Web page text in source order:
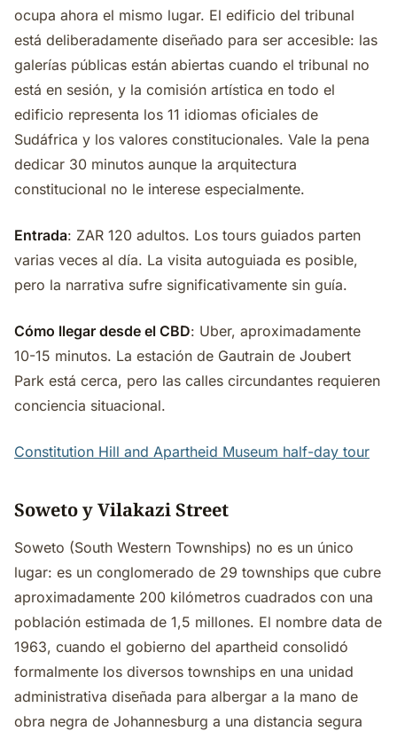
ocupa ahora el mismo lugar. El edificio del tribunal
está deliberadamente diseñado para ser accesible: las
galerías públicas están abiertas cuando el tribunal no
está en sesión, y la comisión artística en todo el
edificio representa los 11 idiomas oficiales de
Sudáfrica y los valores constitucionales. Vale la pena
dedicar 30 minutos aunque la arquitectura
constitucional no le interese especialmente.
Entrada: ZAR 120 adultos. Los tours guiados parten
varias veces al día. La visita autoguiada es posible,
pero la narrativa sufre significativamente sin guía.
Cómo llegar desde el CBD: Uber, aproximadamente
10-15 minutos. La estación de Gautrain de Joubert
Park está cerca, pero las calles circundantes requieren
conciencia situacional.
Constitution Hill and Apartheid Museum half-day tour
Soweto y Vilakazi Street
Soweto (South Western Townships) no es un único
lugar: es un conglomerado de 29 townships que cubre
aproximadamente 200 kilómetros cuadrados con una
población estimada de 1,5 millones. El nombre data de
1963, cuando el gobierno del apartheid consolidó
formalmente los diversos townships en una unidad
administrativa diseñada para albergar a la mano de
obra negra de Johannesburg a una distancia segura